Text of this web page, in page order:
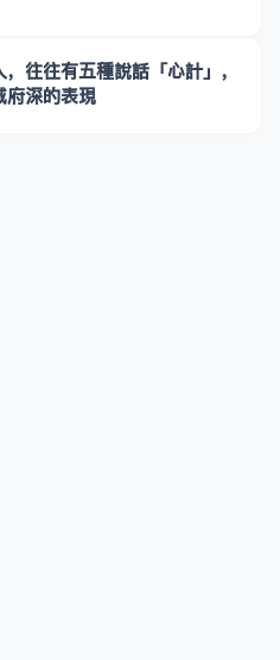
往往有五種說話「心計」，
府深的表現